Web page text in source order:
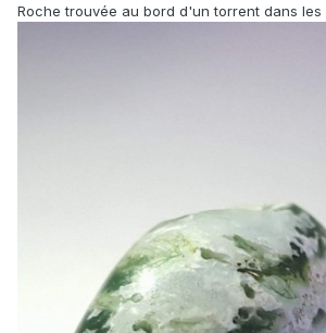
Roche trouvée au bord d'un torrent dans les